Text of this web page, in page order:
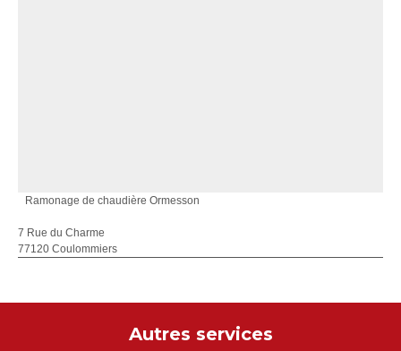
Ramonage de chaudière Ormesson
7 Rue du Charme
77120 Coulommiers
Autres services